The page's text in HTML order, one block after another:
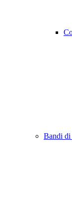
Bandi di